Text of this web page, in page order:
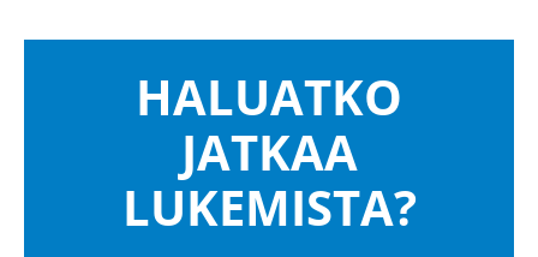
HALUATKO
JATKAA
LUKEMISTA?